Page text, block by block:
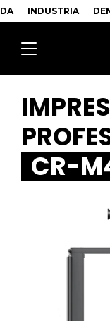
INDUSTRIA
CR-